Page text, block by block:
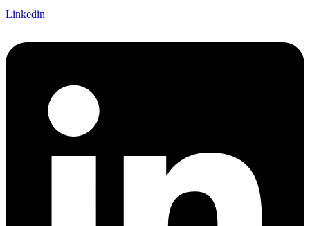
Linkedin